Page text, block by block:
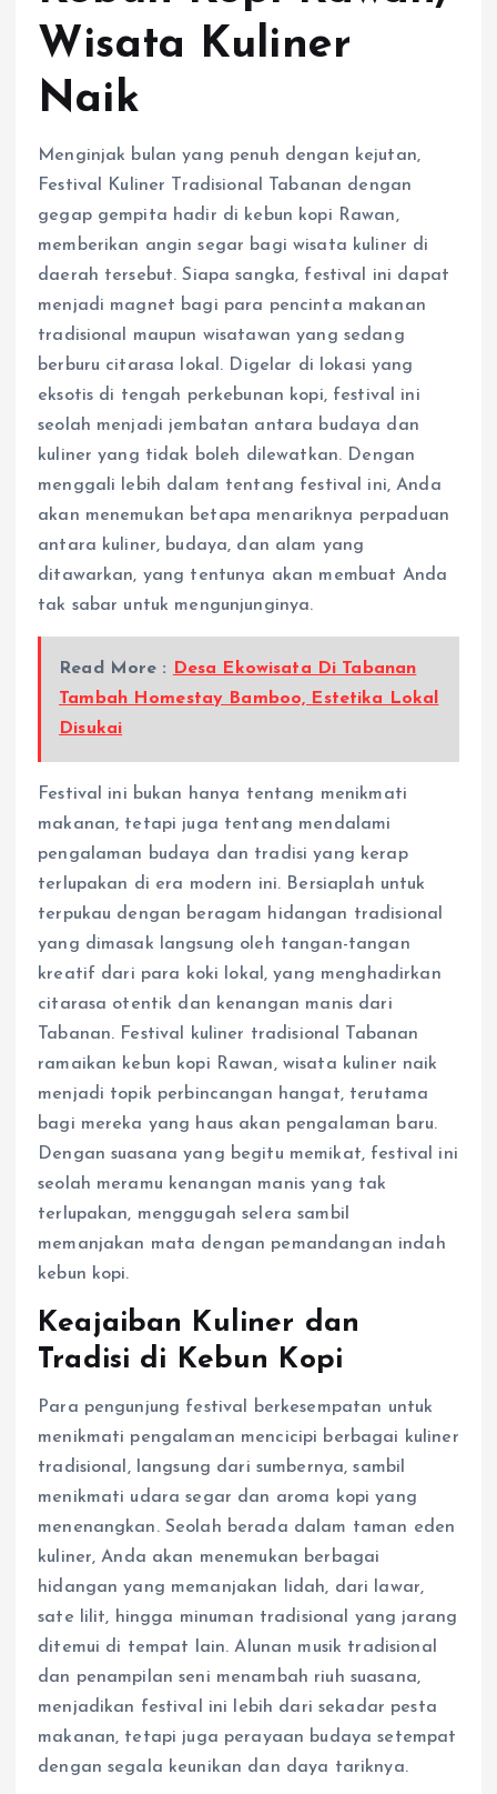
Wisata Kuliner
Naik
Menginjak bulan yang penuh dengan kejutan,
Festival Kuliner Tradisional Tabanan dengan
gegap gempita hadir di kebun kopi Rawan,
memberikan angin segar bagi wisata kuliner di
daerah tersebut. Siapa sangka, festival ini dapat
menjadi magnet bagi para pencinta makanan
tradisional maupun wisatawan yang sedang
berburu citarasa lokal. Digelar di lokasi yang
eksotis di tengah perkebunan kopi, festival ini
seolah menjadi jembatan antara budaya dan
kuliner yang tidak boleh dilewatkan. Dengan
menggali lebih dalam tentang festival ini, Anda
akan menemukan betapa menariknya perpaduan
antara kuliner, budaya, dan alam yang
ditawarkan, yang tentunya akan membuat Anda
tak sabar untuk mengunjunginya.
Read More : Desa Ekowisata Di Tabanan
Tambah Homestay Bamboo, Estetika Lokal
Disukai
Festival ini bukan hanya tentang menikmati
makanan, tetapi juga tentang mendalami
pengalaman budaya dan tradisi yang kerap
terlupakan di era modern ini. Bersiaplah untuk
terpukau dengan beragam hidangan tradisional
yang dimasak langsung oleh tangan-tangan
kreatif dari para koki lokal, yang menghadirkan
citarasa otentik dan kenangan manis dari
Tabanan. Festival kuliner tradisional Tabanan
ramaikan kebun kopi Rawan, wisata kuliner naik
menjadi topik perbincangan hangat, terutama
bagi mereka yang haus akan pengalaman baru.
Dengan suasana yang begitu memikat, festival ini
seolah meramu kenangan manis yang tak
terlupakan, menggugah selera sambil
memanjakan mata dengan pemandangan indah
kebun kopi.
Keajaiban Kuliner dan
Tradisi di Kebun Kopi
Para pengunjung festival berkesempatan untuk
menikmati pengalaman mencicipi berbagai kuliner
tradisional, langsung dari sumbernya, sambil
menikmati udara segar dan aroma kopi yang
menenangkan. Seolah berada dalam taman eden
kuliner, Anda akan menemukan berbagai
hidangan yang memanjakan lidah, dari lawar,
sate lilit, hingga minuman tradisional yang jarang
ditemui di tempat lain. Alunan musik tradisional
dan penampilan seni menambah riuh suasana,
menjadikan festival ini lebih dari sekadar pesta
makanan, tetapi juga perayaan budaya setempat
dengan segala keunikan dan daya tariknya.